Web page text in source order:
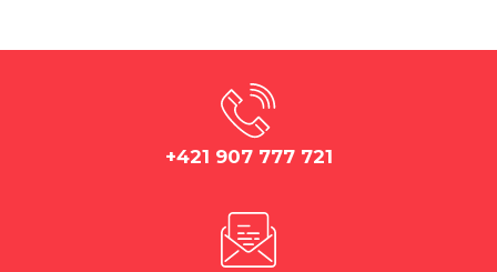
+421 907 777 721